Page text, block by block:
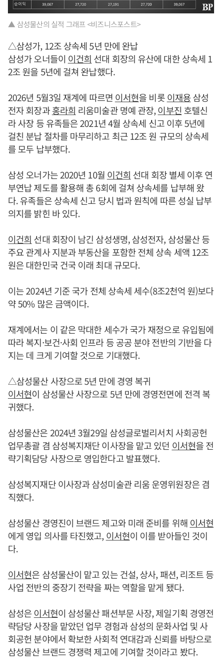
▲ 삼성물산의 실적 그래프 <비즈니스포스트>
△삼성가, 12조 상속세 5년 만에 완납
삼성가 오너들이 이건희 선대 회장의 유산에 대한 상속세 1
2조 원을 5년에 걸쳐 완납했다.
2026년 5월3일 재계에 따르면 이서현을 비롯이재용삼성
전자 회장과홍라희 리움미술관 명예 관장,이부진 호텔신
라 사장 등 유족들은 2021년 4월 상속세 신고 이후 5년에
걸친 분납 절차를 마무리하고 최근 12조 원 규모의 상속세
를 모두 납부했다.
삼성 오너가는 2020년 10월 이건희 선대 회장 별세 이후 연
부연납 제도를 활용해 총 6회에 걸쳐 상속세를 납부해 왔
다. 유족들은 상속세 신고 당시 법과 원칙에 따른 성실 납부
의지를 밝힌 바 있다.
이건희 선대 회장이 남긴 삼성생명, 삼성전자, 삼성물산 등
주요 관계사 지분과 부동산을 포함한 전체 상속 세액 12조
원은 대한민국 건국 이래 최대 규모다.
이는 2024년 기준 국가 전체 상속세 세수(8조2천억 원)보다
약 50% 많은 금액이다.
재계에서는 이 같은 막대한 세수가 국가 재정으로 유입됨에
따라 복지·보건·사회 인프라 등 공공 분야 전반의 기반을 다
지는 데 크게 기여할 것으로 기대했다.
△삼성물산 사장으로 5년 만에 경영 복귀
이서현이 삼성물산 사장으로 5년 만에 경영전면에 전격 복
귀했다.
삼성물산은 2024년 3월29일 삼성글로벌리서치 사회공헌
업무총괄 겸 삼성복지재단 이사장을 맡고 있던 이서현을 전
략기획담당 사장으로 영입한다고 발표했다.
삼성복지재단 이사장과 삼성미술관 리움 운영위원장은 겸
직했다.
삼성물산 경영진이 브랜드 제고와 미래 준비를 위해 이서현
에게 영입 의사를 타진했고, 이서현이 이를 받아들인 것이
다.
이서현은 삼성물산이 맡고 있는 건설, 상사, 패션, 리조트 등
사업 전반의 중장기 전략을 짜는 역할을 맡게 됐다.
삼성은이서현이 삼성물산 패션부문 사장, 제일기획 경영전
략담당 사장을 맡았던 업무 경험과 삼성의 문화사업 및 사
회공헌 분야에서 확보한 사회적 연대감과 신뢰를 바탕으로
삼성물산 브랜드 경쟁력 제고에 기여할 것이라고 봤다.